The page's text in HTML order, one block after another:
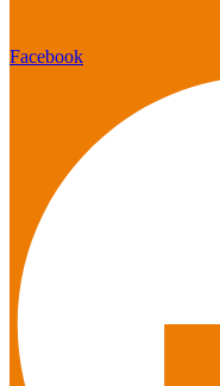
Facebook